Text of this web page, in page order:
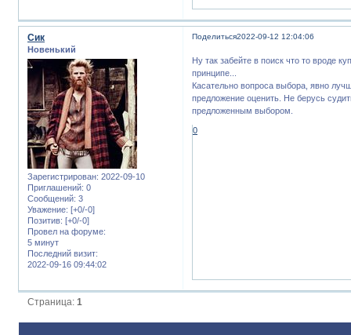
Поделиться2022-09-12 12:04:06
Сик
Новенький
Зарегистрирован: 2022-09-10
Приглашений: 0
Сообщений: 3
Уважение: [+0/-0]
Позитив: [+0/-0]
Провел на форуме:
5 минут
Последний визит:
2022-09-16 09:44:02
Ну так забейте в поиск что то вроде
принципе...
Касательно вопроса выбора, явно
предложение оценить. Не берусь
предложенным выбором.
0
Страница:1